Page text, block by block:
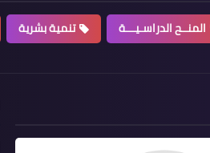
المنــح الدراسـيـــة تنمية بشرية